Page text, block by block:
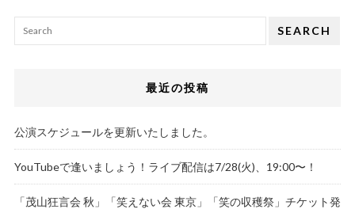
SEARCH
最近の投稿
公演スケジュールを更新いたしました。
YouTubeで逢いましょう！ライブ配信は7/28(火)、19:00〜！
「茂山狂言会 秋」「笑えない会 東京」「笑の収穫祭」チケット発